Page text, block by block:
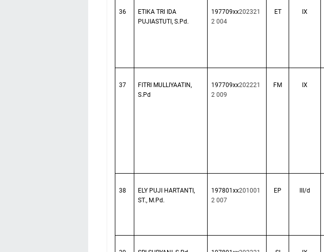
36
ETIKA TRI IDA
PUJIASTUTI, S.Pd.
197709xx202321
2 004
ET IX
37
FITRI MULLIYAATIN,
S.Pd
197709xx202221
2 009
FM IX
38
ELY PUJI HARTANTI,
ST., M.Pd.
197801xx201001
2 007
EP III/d